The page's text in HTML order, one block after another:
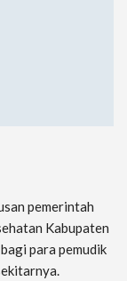
pemerintah
Kabupaten
para pemudik